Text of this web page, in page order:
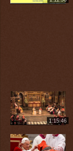
1:15:46